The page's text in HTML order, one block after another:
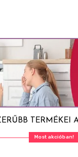
TERMÉKEI
Most akcióban!